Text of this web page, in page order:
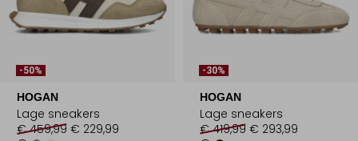
-50%
HOGAN
Lage sneakers
€ 459,99 € 229,99
-30%
HOGAN
Lage sneakers
€ 419,99 € 293,99